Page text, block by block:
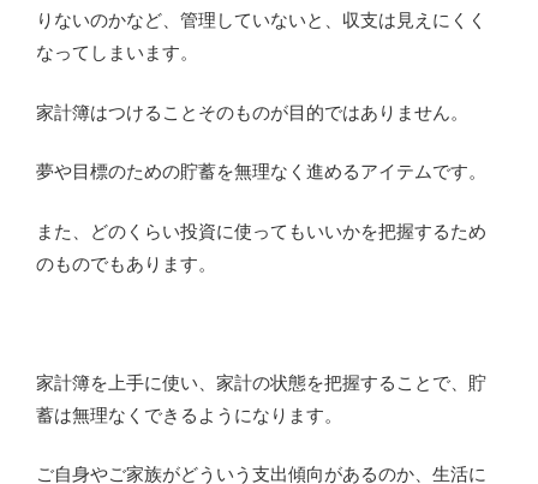
りないのかなど、管理していないと、収支は見えにくく
なってしまいます。
家計簿はつけることそのものが目的ではありません。
夢や目標のための貯蓄を無理なく進めるアイテムです。
また、どのくらい投資に使ってもいいかを把握するため
のものでもあります。
家計簿を上手に使い、家計の状態を把握することで、貯
蓄は無理なくできるようになります。
ご自身やご家族がどういう支出傾向があるのか、生活に